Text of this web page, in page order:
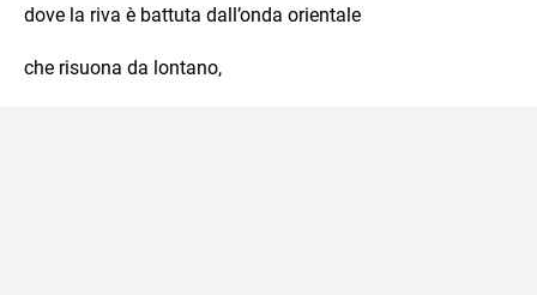
dove la riva è battuta dall’onda orientale
che risuona da lontano,